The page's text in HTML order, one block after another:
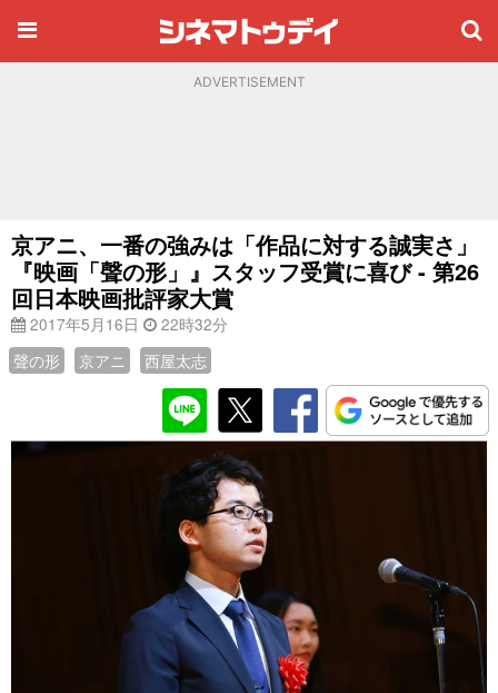
ADVERTISEMENT
京アニ、一番の強みは「作品に対する誠実さ」
『映画「聲の形」』スタッフ受賞に喜び - 第26
回日本映画批評家大賞
2017年5月16日
22時32分
聲の形
京アニ 西屋太志